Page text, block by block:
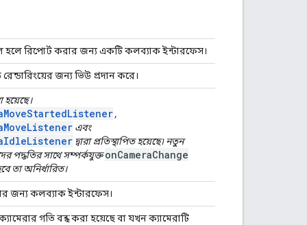
হলে রিপোর্ট করার জন্য একটি কলব্যাক ইন্টারফেস।
জন্য ভিউ প্রদান করে।
হয়েছে।
,
এবং
দ্বারা প্রতিস্থাপিত হয়েছে৷ নতুন
পদ্ধতির সাথে সম্পর্কযুক্তonCameraChange
তা অনির্ধারিত।
জন্য কলব্যাক ইন্টারফেস।
গতি বন্ধ করা হয়েছে বা যখন ক্যামেরাটি